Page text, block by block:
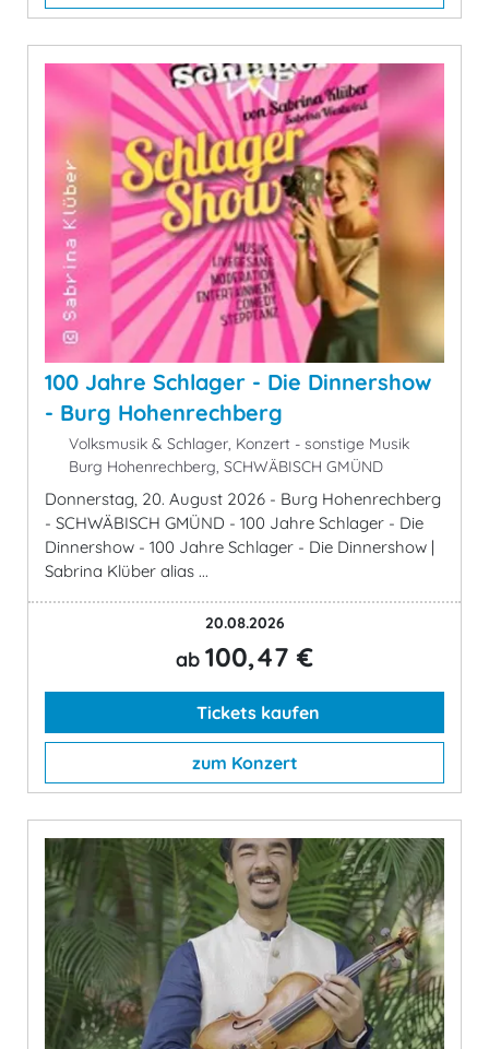
100 Jahre Schlager - Die Dinnershow
- Burg Hohenrechberg
Volksmusik & Schlager, Konzert - sonstige Musik
Burg Hohenrechberg, SCHWÄBISCH GMÜND
Donnerstag, 20. August 2026 - Burg Hohenrechberg
- SCHWÄBISCH GMÜND - 100 Jahre Schlager - Die
Dinnershow - 100 Jahre Schlager - Die Dinnershow |
Sabrina Klüber alias ...
20.08.2026
ab 100,47 €
Tickets kaufen
zum Konzert